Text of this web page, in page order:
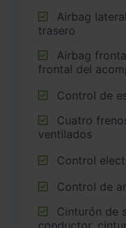
trasero
frontal del
Control de
ventilados
Control
Control de